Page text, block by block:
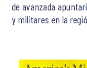
de avanzada
y militares en la